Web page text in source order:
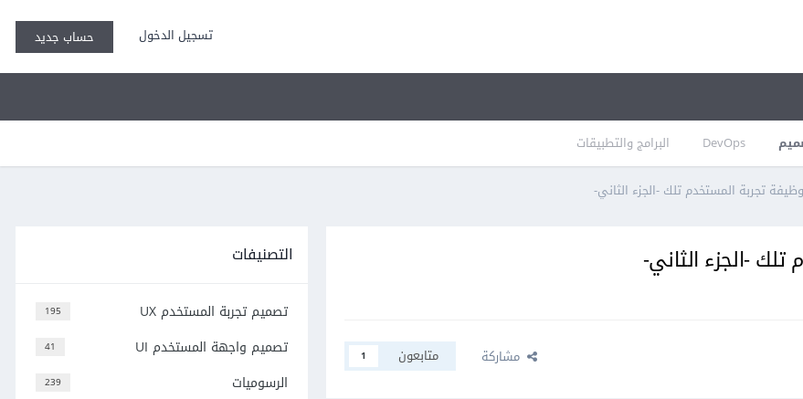
تسجيل الدخول حساب جديد
DevOps البرامج والتطبيقات
تجربة المستخدم تلك -الجزء الثاني-
-الجزء الثاني-
مشاركة متابعون 1
التصنيفات
195 تصميم تجربة المستخدم UX
41 تصميم واجهة المستخدم UI
239 الرسوميات